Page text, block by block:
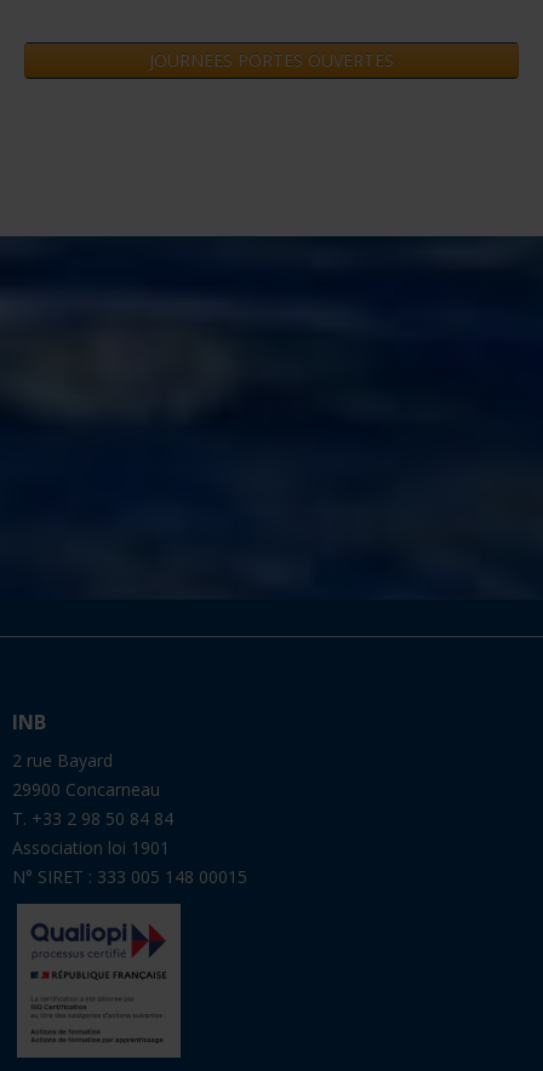
2 rue Bayard
29900 Concarneau
T. +33 2 98 50 84 84
Association loi 1901
N° SIRET : 333 005 148 00015